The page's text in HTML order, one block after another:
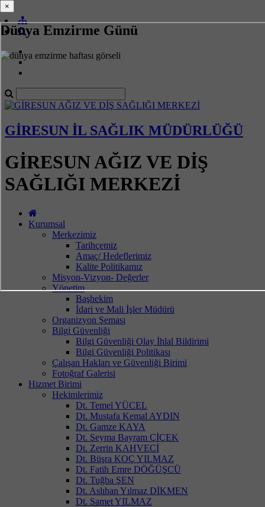
Dünya Emzirme Günü
GİRESUN İL SAĞLIK MÜDÜRLÜĞÜ
GİRESUN AĞIZ VE DİŞ
SAĞLIĞI MERKEZİ
Kurumsal
Merkezimiz
Tarihçemiz
Amaç/ Hedeflerimiz
Kalite Politikamız
Misyon-Vizyon- Değerler
Yönetim
Başhekim
İdari ve Mali İşler Müdürü
Organizyon Şeması
Bilgi Güvenliği
Bilgi Güvenliği Olay İhlal Bildirimi
Bilgi Güvenliği Politikası
Çalışan Hakları ve Güvenliği Birimi
Fotoğraf Galerisi
Hizmet Birimi
Hekimlerimiz
Dt. Temel YÜCEL
Dt. Mustafa Kemal AYDIN
Dt. Gamze KAYA
Dt. Şeyma Bayram ÇİÇEK
Dt. Zerrin KAHVECİ
Dt. Büşra KOÇ YILMAZ
Dt. Fatih Emre DÖĞÜŞCÜ
Dt. Tuğba ŞEN
Dt. Aslıhan Yılmaz DİKMEN
Dt. Samet YILMAZ
×